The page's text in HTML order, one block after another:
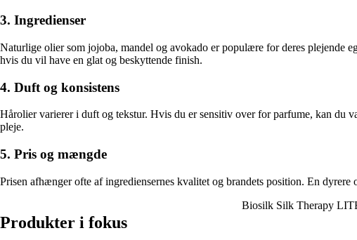
3. Ingredienser
Naturlige olier som jojoba, mandel og avokado er populære for deres plejende
hvis du vil have en glat og beskyttende finish.
4. Duft og konsistens
Hårolier varierer i duft og tekstur. Hvis du er sensitiv over for parfume, kan du
pleje.
5. Pris og mængde
Prisen afhænger ofte af ingrediensernes kvalitet og brandets position. En
Produkter i fokus
Biosilk Silk Therapy